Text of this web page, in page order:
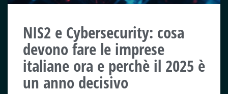
NIS2 e Cybersecurity: cosa
devono fare le imprese
italiane ora e perchè il 2025 è
un anno decisivo